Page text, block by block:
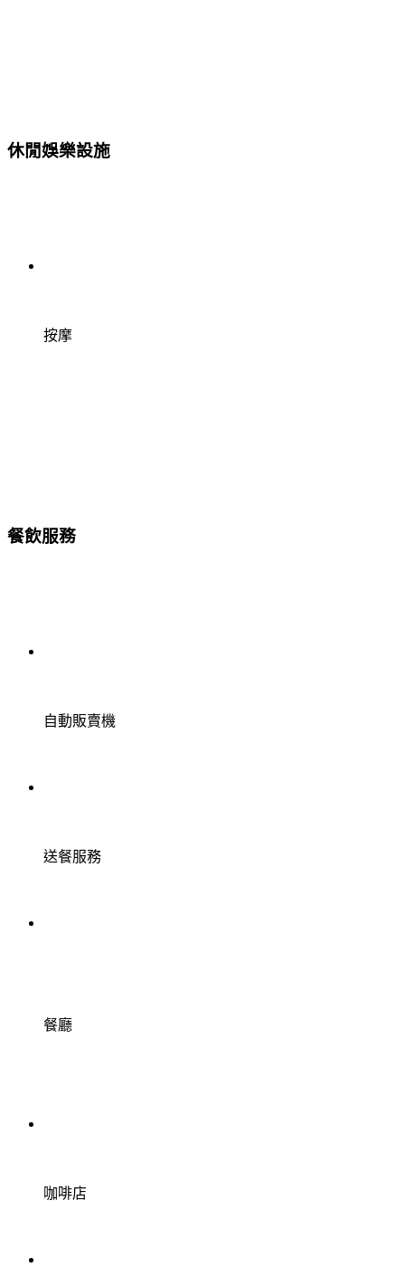
休閒娛樂設施
按摩
餐飲服務
自動販賣機
送餐服務
餐廳
咖啡店